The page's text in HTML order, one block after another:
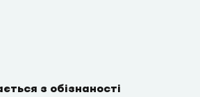
з обізнаності